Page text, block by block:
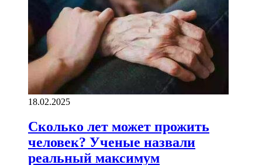
18.02.2025
Сколько лет может прожить
человек? Ученые назвали
реальный максимум